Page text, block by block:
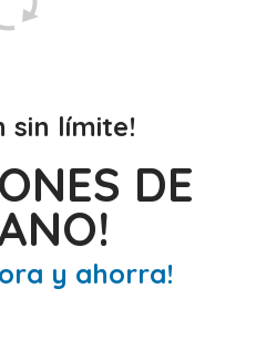
sin límite!
DE
y ahorra!